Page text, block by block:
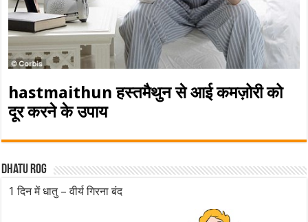
hastmaithun हस्तमैथुन से आई कमज़ोरी को
दूर करने के उपाय
Dhatu rog
1 दिन में धातु – वीर्य गिरना बंद